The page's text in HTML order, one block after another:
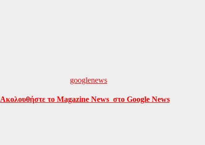
Ακολουθήστε το Magazine News στο Google News